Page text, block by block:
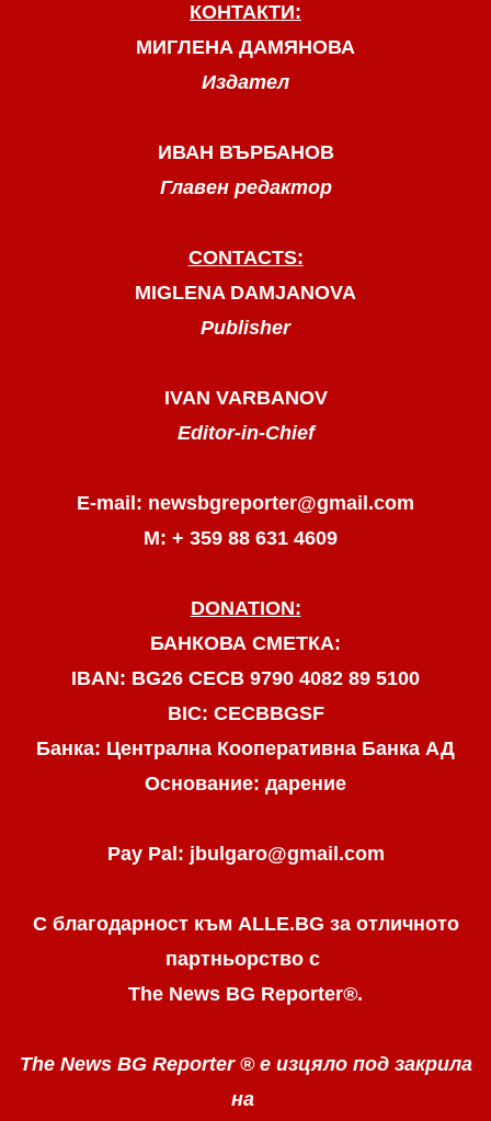
КОНТАКТИ:
МИГЛЕНА ДАМЯНОВА
Издател
ИВАН ВЪРБАНОВ
Главен редактор
CONTACTS:
MIGLENA DAMJANOVA
Publisher
IVAN VARBANOV
Editor-in-Chief
E-mail: newsbgreporter@gmail.com
М: + 359 88 631 4609
DONATION:
БАНКОВА СМЕТКА:
IBAN: BG26 CECB 9790 4082 89 5100
BIC: CECBBGSF
Банка: Централна Кооперативна Банка АД
Основание: дарение
Pay Pal: jbulgaro@gmail.com
С благодарност към ALLE.BG за отличното
партньорство с
The News BG Reporter®.
The News BG Reporter ® е изцяло под закрила
на